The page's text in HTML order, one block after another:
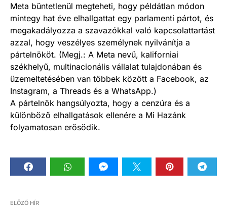
Meta büntetlenül megteheti, hogy példátlan módon
mintegy hat éve elhallgattat egy parlamenti pártot, és
megakadályozza a szavazókkal való kapcsolattartást
azzal, hogy veszélyes személynek nyilvánítja a
pártelnököt. (Megj.: A Meta nevű, kaliforniai
székhelyű, multinacionális vállalat tulajdonában és
üzemeltetésében van többek között a Facebook, az
Instagram, a Threads és a WhatsApp.)
A pártelnök hangsúlyozta, hogy a cenzúra és a
különböző elhallgatások ellenére a Mi Hazánk
folyamatosan erősödik.
ELŐZŐ HÍR